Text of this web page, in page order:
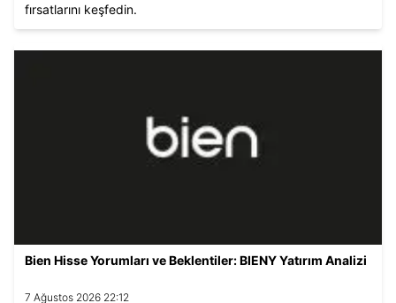
fırsatlarını keşfedin.
Bien Hisse Yorumları ve Beklentiler: BIENY Yatırım Analizi
7 Ağustos 2026 22:12